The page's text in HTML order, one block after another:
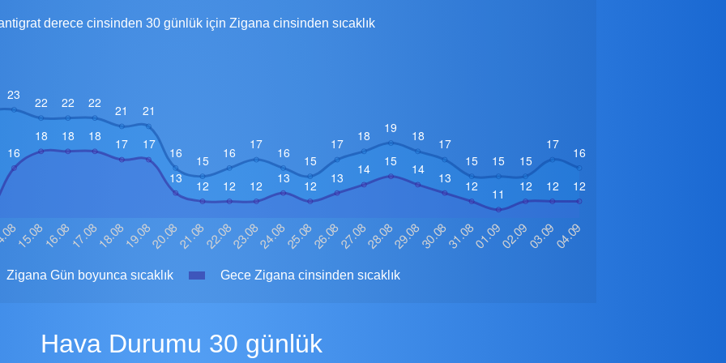
derece cinsinden 30 günlük için Zigana cinsinden sıcaklık
Zigana Gün boyunca sıcaklık Gece Zigana cinsinden sıcaklık
Hava Durumu 30 günlük